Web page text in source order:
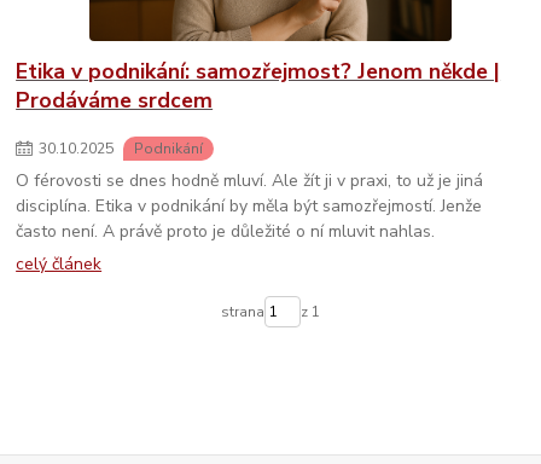
Etika v podnikání: samozřejmost? Jenom někde |
Prodáváme srdcem
30.10.2025 Podnikání
O férovosti se dnes hodně mluví. Ale žít ji v praxi, to už je jiná
disciplína. Etika v podnikání by měla být samozřejmostí. Jenže
často není. A právě proto je důležité o ní mluvit nahlas.
celý článek
strana z 1